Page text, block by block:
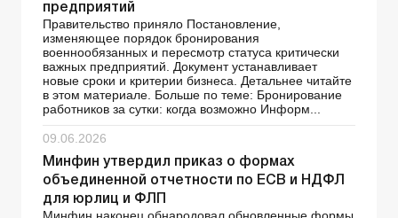
предприятий
Правительство приняло Постановление,
изменяющее порядок бронирования
военнообязанных и пересмотр статуса критически
важных предприятий. Документ устанавливает
новые сроки и критерии бизнеса. Детальнее читайте
в этом материале. Больше по теме: Бронирование
работников за сутки: когда возможно Информ...
09.06.2026
Минфин утвердил приказ о формах
объединенной отчетности по ЕСВ и НДФЛ
для юрлиц и ФЛП
Минфин наконец обнародовал обновленные формы